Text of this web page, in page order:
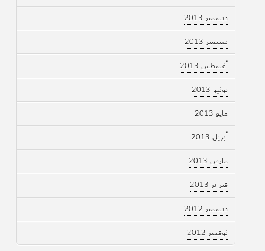
ديسمبر 2013
سبتمبر 2013
أغسطس 2013
يونيو 2013
مايو 2013
أبريل 2013
مارس 2013
فبراير 2013
ديسمبر 2012
نوفمبر 2012